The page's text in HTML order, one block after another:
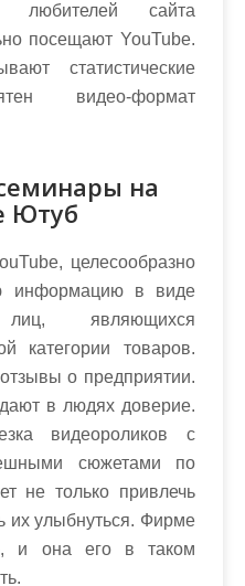
любителей сайта
посещают YouTube.
статистические
видео-формат
на
Ютуб
целесообразно
информацию в виде
являющихся
категории товаров.
о предприятии.
в людях доверие.
видеороликов с
сюжетами по
не только привлечь
их улыбнуться. Фирме
и она его в таком